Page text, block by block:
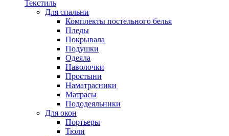
Текстиль
Для спальни
Комплекты постельного белья
Пледы
Покрывала
Подушки
Одеяла
Наволочки
Простыни
Наматрасники
Матрасы
Пододеяльники
Для окон
Портьеры
Тюли